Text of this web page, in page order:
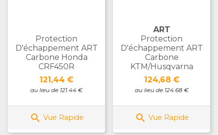
Protection
D'échappement ART
Carbone Honda
CRF450R
Prix
121,44 €
au lieu de 121.44 €
 Vue Rapide
ART
Protection
D'échappement ART
Carbone
KTM/Husqvarna
Prix
124,68 €
au lieu de 124.68 €
 Vue Rapide